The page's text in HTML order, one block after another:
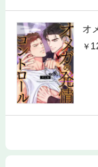
オ